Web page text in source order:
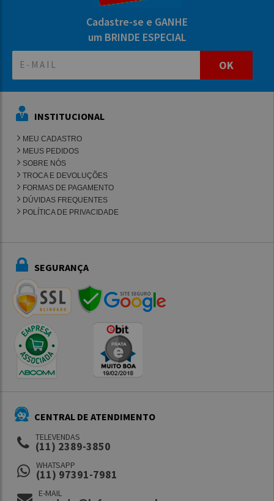
Cadastre-se e GANHE
um BRINDE ESPECIAL
OK
INSTITUCIONAL
MEU CADASTRO
MEUS PEDIDOS
SOBRE NÓS
TROCA E DEVOLUÇÕES
FORMAS DE PAGAMENTO
DÚVIDAS FREQUENTES
POLÍTICA DE PRIVACIDADE
SEGURANÇA
CENTRAL DE ATENDIMENTO
TELEVENDAS
(11) 2389-3850
WHATSAPP
(11) 97391-7981
E-MAIL